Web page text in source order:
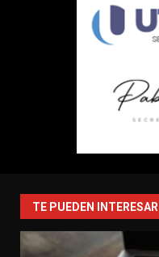
TE PUEDEN INTERESAR